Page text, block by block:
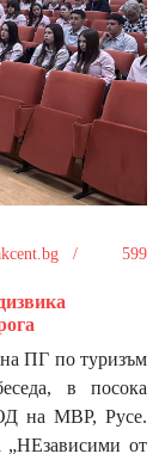
/ 599
ПГ по туризъм
в посока
на МВР, Русе.
„НЕзависими от